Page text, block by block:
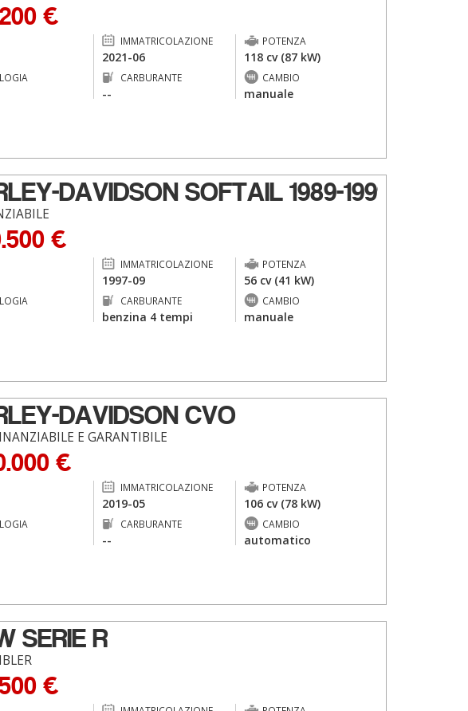
€
IMMATRICOLAZIONE
2021-06
POTENZA
118 cv (87 kW)
CARBURANTE
--
CAMBIO
manuale
DAVIDSON SOFTAIL 1989-1999
€
IMMATRICOLAZIONE
1997-09
POTENZA
56 cv (41 kW)
CARBURANTE
benzina 4 tempi
CAMBIO
manuale
DAVIDSON CVO
E GARANTIBILE
€
IMMATRICOLAZIONE
2019-05
POTENZA
106 cv (78 kW)
CARBURANTE
--
CAMBIO
automatico
SERIE R
€